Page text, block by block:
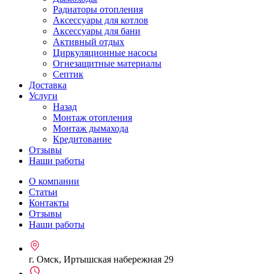
Радиаторы отопления
Аксессуары для котлов
Аксессуары для бани
Активный отдых
Циркуляционные насосы
Огнезащитные материалы
Септик
Доставка
Услуги
Назад
Монтаж отопления
Монтаж дымахода
Кредитование
Отзывы
Наши работы
О компании
Статьи
Контакты
Отзывы
Наши работы
г. Омск, Иртышская набережная 29